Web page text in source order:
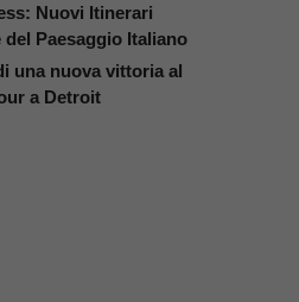
Nuovi Itinerari
Paesaggio Italiano
una nuova vittoria al
a Detroit